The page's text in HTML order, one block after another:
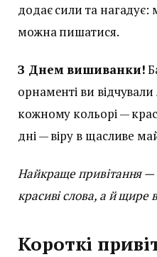
додає сили та
можна пишатися.
З Днем вишиванки!
орнаменті ви
кожному кольорі —
дні — віру в щасливе
Найкраще привітання —
красиві слова, а й щире
Короткі